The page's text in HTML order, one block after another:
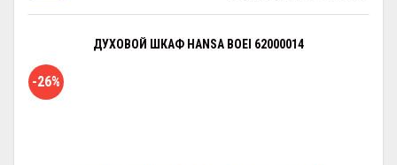
ДУХОВОЙ ШКАФ HANSA BOEI 62000014
-26%